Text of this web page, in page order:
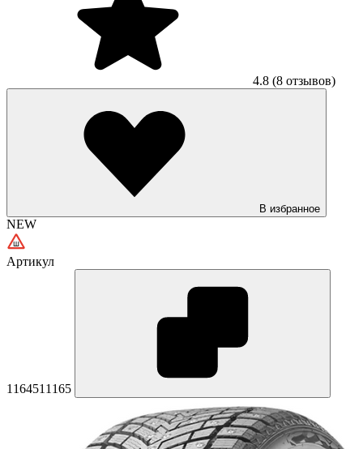
4.8 (8 отзывов)
В избранное
NEW
Артикул
1164511165